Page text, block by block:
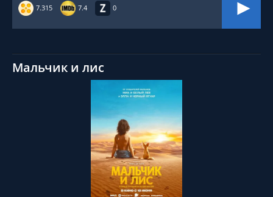
7.315 7.4 0
Мальчик и лис
СМОТРЕТЬ ОНЛАЙН